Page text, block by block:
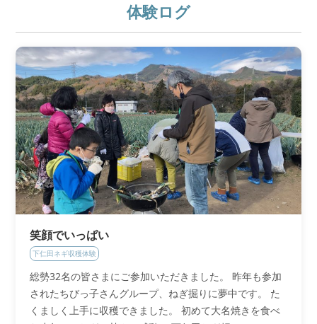
体験ログ
笑顔でいっぱい
下仁田ネギ収穫体験
総勢32名の皆さまにご参加いただきました。 昨年も参加
されたちびっ子さんグループ、ねぎ掘りに夢中です。 た
くましく上手に収穫できました。 初めて大名焼きを食べ